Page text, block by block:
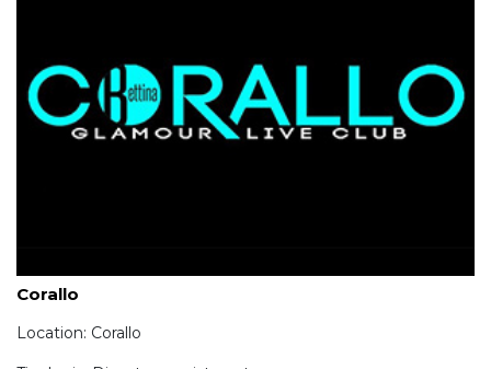
Corallo
Location: Corallo